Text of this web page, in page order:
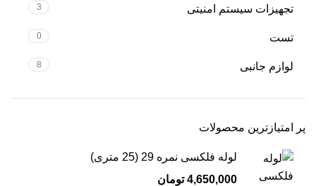
تجهیزات سیستم امنیتی 3
تست 0
لوازم جانبی 8
پر امتیازترین محصولات
لوله فلکسی نمره 29 (25 متری)
4,650,000 تومان